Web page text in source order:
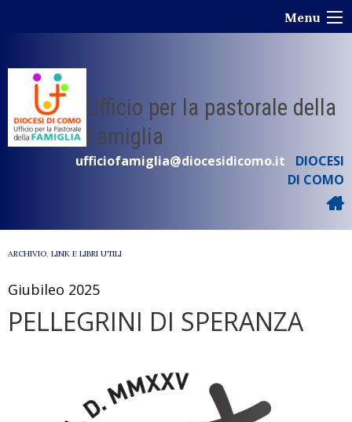
Menu
Ufficio per la pastorale della
Famiglia
ufficiofamiglia@diocesidicomo.it
DIOCESI
DI COMO
ARCHIVIO, LINK E LIBRI UTILI
Giubileo 2025
PELLEGRINI DI SPERANZA